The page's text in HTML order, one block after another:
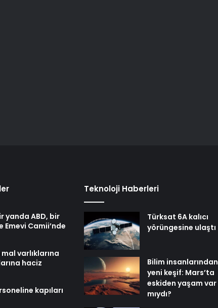
yanda ABD, bir
Emevi Camii’nde
mal varlıklarına
haciz
kapıları
Teknoloji Haberleri
Türksat 6A kalıcı
yörüngesine ulaştı
Bilim insanlarından
yeni keşif: Mars’ta
eskiden yaşam var
mıydı?